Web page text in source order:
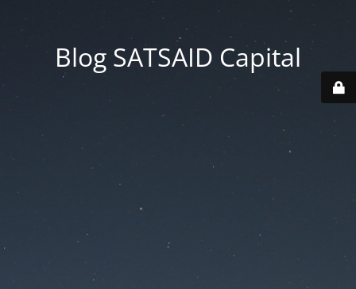
Blog SATSAID Capital